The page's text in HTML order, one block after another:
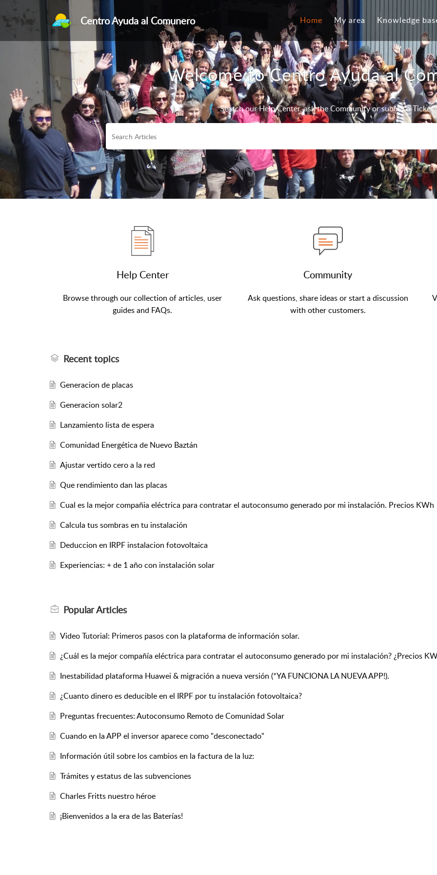
Centro Ayuda al Comunero Home My area Knowledge
Welcome to Centro Ayuda al
Search our Help Center, ask the Community or submit a Ticket.
Help Center
Browse through our collection of articles, user
guides and FAQs.
Community
Ask questions, share ideas or start a discussion
with other customers.
Recent topics
Generacion de placas
Generacion solar2
Lanzamiento lista de espera
Comunidad Energética de Nuevo Baztán
Ajustar vertido cero a la red
Que rendimiento dan las placas
Cual es la mejor compañia eléctrica para contratar el autoconsumo generado por mi instalación. Precios KWh
Calcula tus sombras en tu instalación
Deduccion en IRPF instalacion fotovoltaica
Experiencias: + de 1 año con instalación solar
PopularArticles
Video Tutorial: Primeros pasos con la plataforma de información solar.
¿Cuál es la mejor compañía eléctrica para contratar el autoconsumo generado por mi instalación? ¿Precios
Inestabilidad plataforma Huawei & migración a nueva versión (*YA FUNCIONA LA NUEVA APP!).
¿Cuanto dinero es deducible en el IRPF por tu instalación fotovoltaica?
Preguntas frecuentes: Autoconsumo Remoto de Comunidad Solar
Cuando en la APP el inversor aparece como "desconectado"
Información útil sobre los cambios en la factura de la luz:
Trámites y estatus de las subvenciones
Charles Fritts nuestro héroe
¡Bienvenidos a la era de las Baterías!